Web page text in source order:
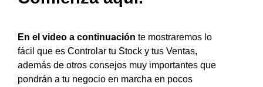
En el video a continuación te mostraremos lo
fácil que es Controlar tu Stock y tus Ventas,
además de otros consejos muy importantes que
pondrán a tu negocio en marcha en pocos